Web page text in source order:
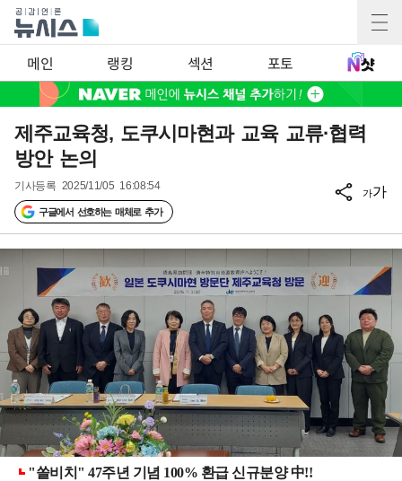
메인 랭킹 섹션 포토
제주교육청, 도쿠시마현과 교육 교류·협력
방안 논의
기사등록 2025/11/05 16:08:54
구글에서 선호하는 매체로 추가
가가